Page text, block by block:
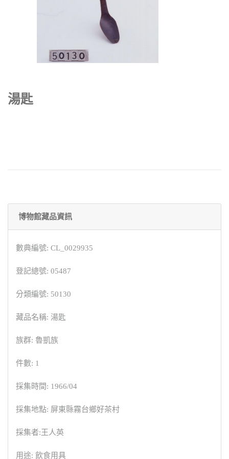
湯匙
博物館藏品資訊
數典編號: CL_0029935
登記總號: 05487
分類編號: 50130
藏品名稱: 湯匙
族群: 魯凱族
件數: 1
採集時間: 1966/04
採集地點: 屏東縣霧台鄉好茶村
採集者:王人英
用途: 飲食用具